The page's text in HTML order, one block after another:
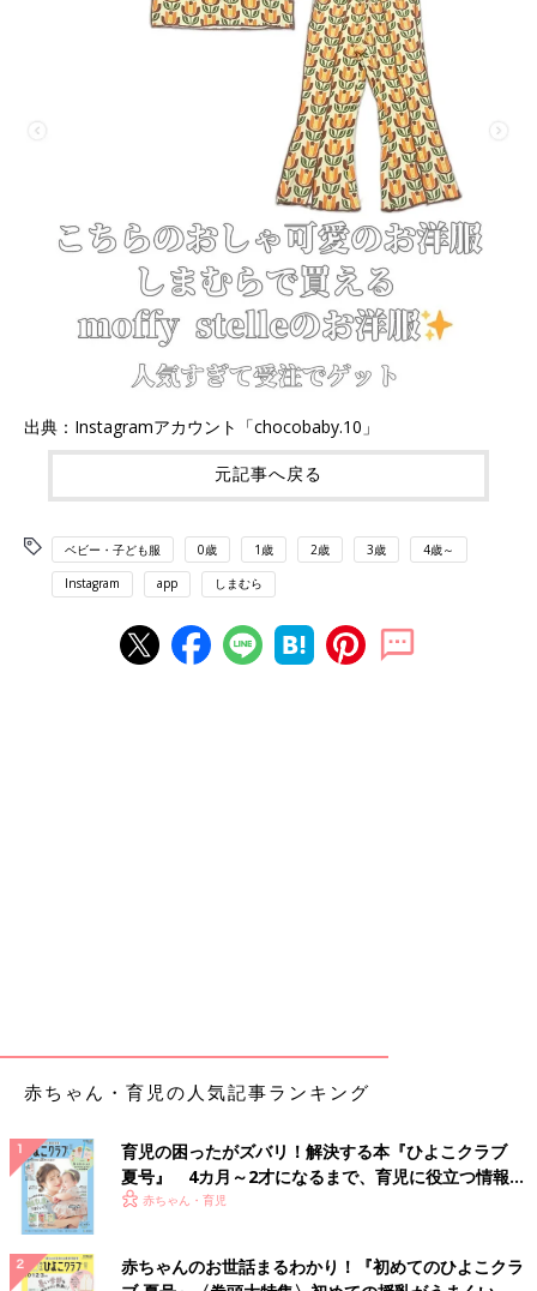
出典：Instagramアカウント「chocobaby.10」
元記事へ戻る
ベビー・子ども服 0歳 1歳 2歳 3歳 4歳～
Instagram app しまむら
赤ちゃん・育児の人気記事ランキング
育児の困ったがズバリ！解決する本『ひよこクラブ
夏号』 4カ月～2才になるまで、育児に役立つ情報が
いっぱい！
赤ちゃん・育児
赤ちゃんのお世話まるわかり！『初めてのひよこクラ